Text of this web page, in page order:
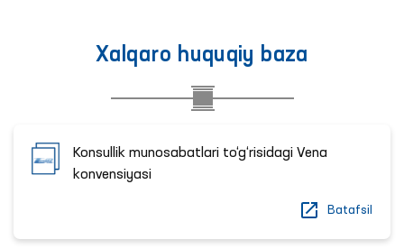
Xalqaro huquqiy baza
Konsullik munosabatlari to‘g‘risidagi Vena
konvensiyasi
Batafsil